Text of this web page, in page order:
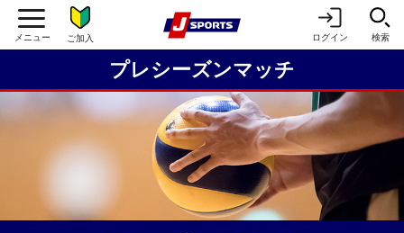
ご加入 ログイン 検索
プレシーズンマッチ